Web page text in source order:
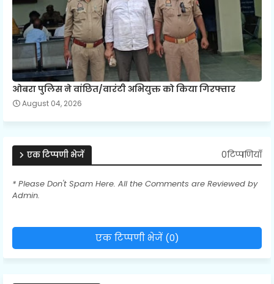
ओबरा पुलिस ने वांछित/वारंटी अभियुक्त को किया गिरफ्तार
August 04, 2026
एक टिप्पणी भेजें 0टिप्पणियाँ
* Please Don't Spam Here. All the Comments are Reviewed by
Admin.
एक टिप्पणी भेजें (0)